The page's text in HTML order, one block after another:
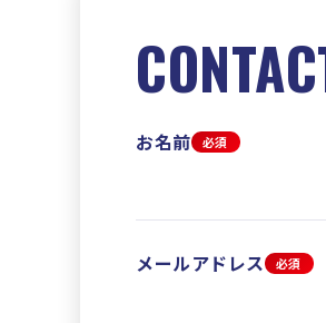
お名前 必須
メールアドレス 必須